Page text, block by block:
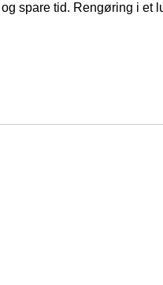
spare tid. Rengøring i